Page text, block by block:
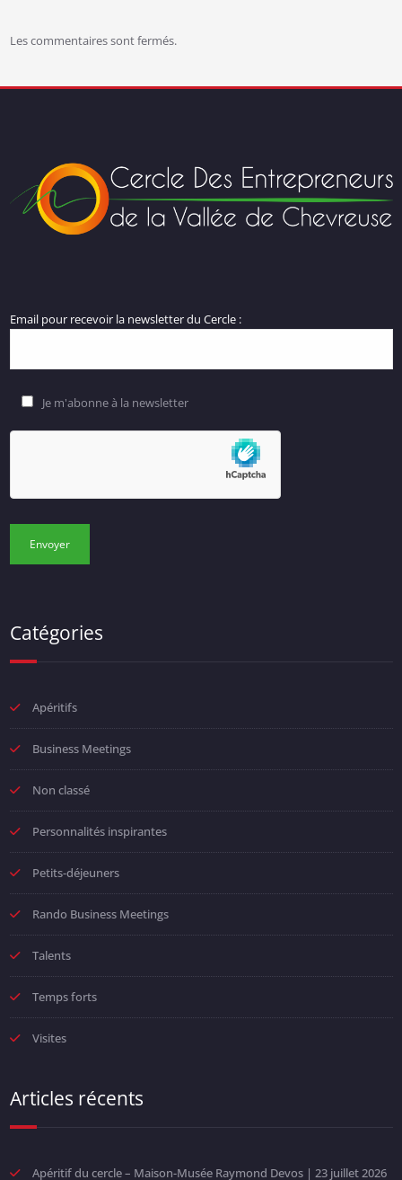
Les commentaires sont fermés.
Email pour recevoir la newsletter du Cercle :
Je m'abonne à la newsletter
Catégories
Apéritifs
Business Meetings
Non classé
Personnalités inspirantes
Petits-déjeuners
Rando Business Meetings
Talents
Temps forts
Visites
Articles récents
Apéritif du cercle – Maison-Musée Raymond Devos | 23 juillet 2026